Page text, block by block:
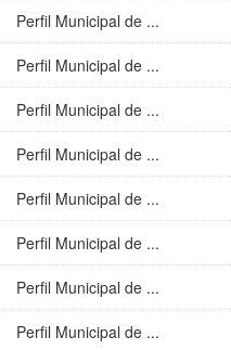
Perfil Municipal de ...
Perfil Municipal de ...
Perfil Municipal de ...
Perfil Municipal de ...
Perfil Municipal de ...
Perfil Municipal de ...
Perfil Municipal de ...
Perfil Municipal de ...